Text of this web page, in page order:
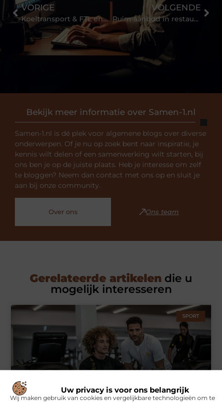
Uw privacy is voor ons belangrijk
Wij maken gebruik van cookies en vergelijkbare technologieën om te
Bekijk meer informatie over Samen-1.nl
Samen-1.nl is dé plek voor algemene blogs over diverse
onderwerpen. Of je nu op zoek bent naar inspiratie, je
kennis wilt delen of een samenwerking wilt starten, bij
ons ben je op de juiste plaats. Heb je interesse om zelf
te bloggen? Neem dan contact met ons op en sluit je
aan bij onze community.
Over ons Ons team
VORIGE
Koeltransport & FTL en LTL
VOLGENDE
Ruim aanbod in restaurant Scheveningen
Gerelateerde artikelen die u
mogelijk interesseren
SPORT